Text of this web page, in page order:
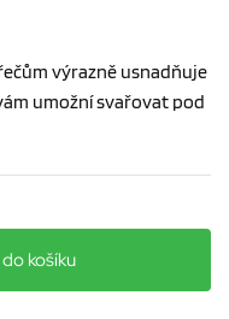
výrazně usnadňuje
umožní svařovat pod
košíku